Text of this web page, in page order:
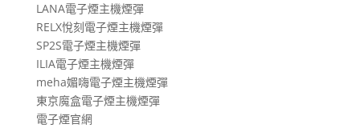
LANA電子煙主機煙彈
RELX悅刻電子煙主機煙彈
SP2S電子煙主機煙彈
ILIA電子煙主機煙彈
meha媚嗨電子煙主機煙彈
東京魔盒電子煙主機煙彈
電子煙官網